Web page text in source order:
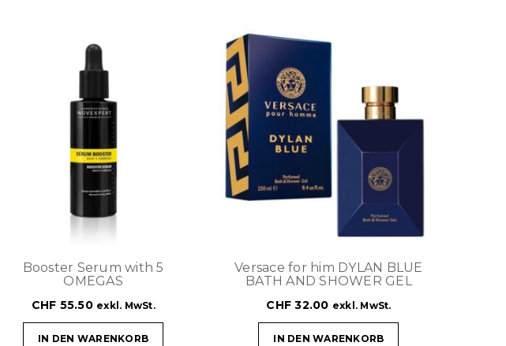
Booster Serum with 5
OMEGAS
CHF 55.50 exkl. MwSt.
IN DEN WARENKORB
Versace for him DYLAN BLUE
BATH AND SHOWER GEL
CHF 32.00 exkl. MwSt.
IN DEN WARENKORB